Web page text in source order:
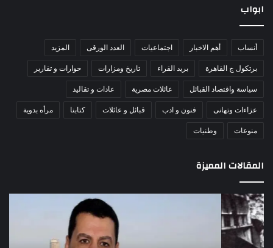
ابواب
أنساب أهم الاخبار اجتماعيات العدد الورقى المزيد
برتكول ج القاهرة بريد القراء تاريخ ومزارات حوارات و تقارير
سياسة واقتصاد القبائل عائلات مصرية عادات و تقاليد
عزاءات وتهانى فنون و ادب قبائل و عائلات كتابنا مرأه بدوية
منوعات وطنيات
المقالات المميزة
اللواء
دكتور
راضي
عبدالمعطي